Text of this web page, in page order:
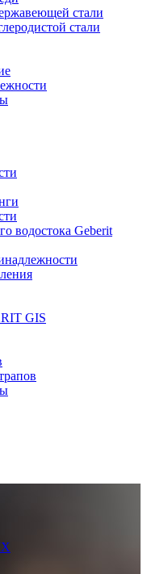
стали
стали
водостока Geberit
GIS